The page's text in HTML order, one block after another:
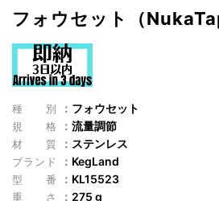
フォウセット（
種別 フォウセット
規格 流量調節
材質 ステンレス
ブランド KegLand
型番 KL15523
重さ 275 g